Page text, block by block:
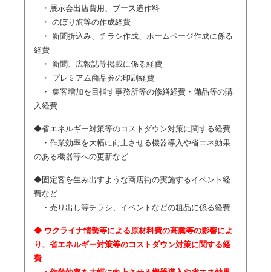
・展示会出店費用、ブース造作料
・ のぼり旗等の作成経費
・ 新聞折込み、チラシ作成、ホームページ作成に係る
経費
・ 新聞、広報誌等掲載に係る経費
・ プレミアム商品券の印刷経費
・ 集客増加を目指す事務所等の修繕経費・備品等の購
入経費
◆省エネルギー対策等のコストダウン対策に関する経費
・作業効率を大幅に向上させる機器導入や省エネ効果
のある機器等への更新など
◆固定客を生み出すような商店街の実施するイベント経
費など
・売り出し等チラシ、イベントなどの粗品に係る経費
◆ ウクライナ情勢等による原材料費の高騰等の影響によ
り、省エネルギー対策等のコストダウン対策に関する経
費